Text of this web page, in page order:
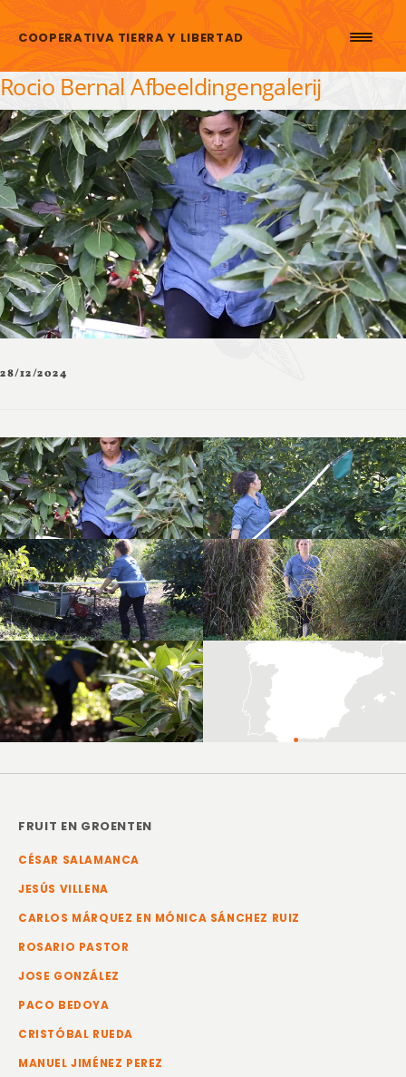
COOPERATIVA TIERRA Y LIBERTAD
Rocio Bernal Afbeeldingengalerij
28/12/2024
FRUIT EN GROENTEN
CÉSAR SALAMANCA
JESÚS VILLENA
CARLOS MÁRQUEZ EN MÓNICA SÁNCHEZ RUIZ
ROSARIO PASTOR
JOSE GONZÁLEZ
PACO BEDOYA
CRISTÓBAL RUEDA
MANUEL JIMÉNEZ PEREZ